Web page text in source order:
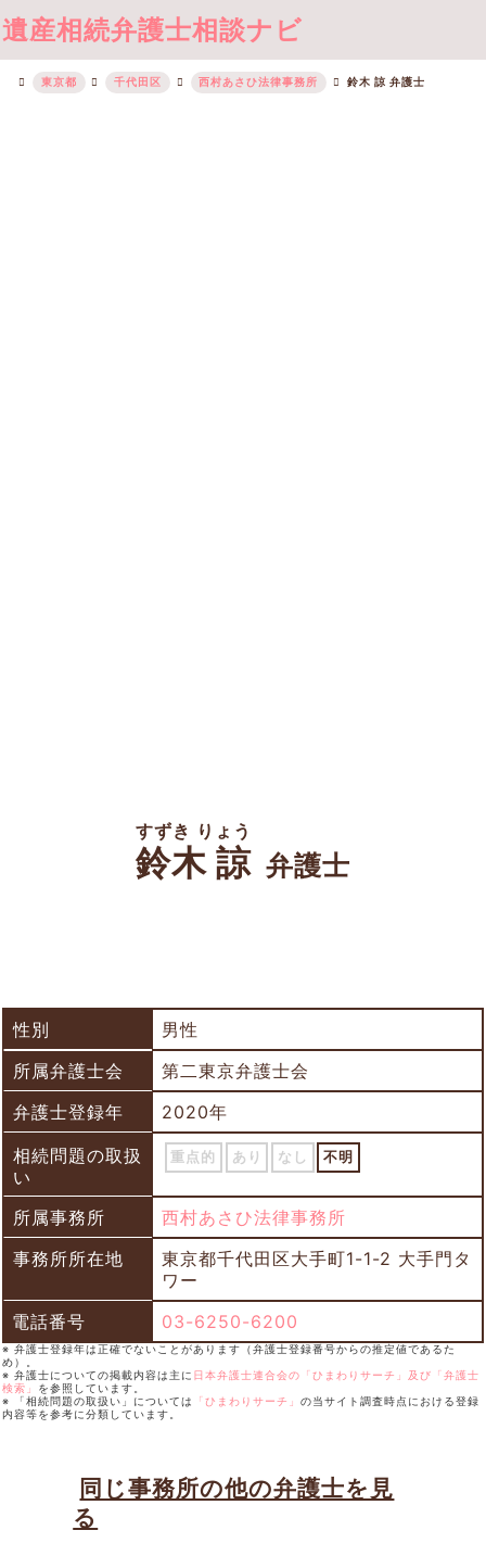
遺産相続弁護士相談ナビ
東京都 千代田区 西村あさひ法律事務所 鈴木 諒 弁護士
鈴木 諒
すずき りょう
弁護士
性別
男性
所属弁護士会
第二東京弁護士会
弁護士登録年
2020年
相続問題の取扱
い
重点的 あり なし 不明
所属事務所
西村あさひ法律事務所
事務所所在地
東京都千代田区大手町1-1-2 大手門タ
ワー
電話番号
03-6250-6200
※ 弁護士登録年は正確でないことがあります（弁護士登録番号からの推定値であるた
め）。
※ 弁護士についての掲載内容は主に 日本弁護士連合会の「ひまわりサーチ」及び「弁護士
検索」 を参照しています。
※ 「相続問題の取扱い」については
「ひまわりサーチ」 の当サイト調査時点における登録
内容等を参考に分類しています。
同じ事務所の他の弁護士を見
る